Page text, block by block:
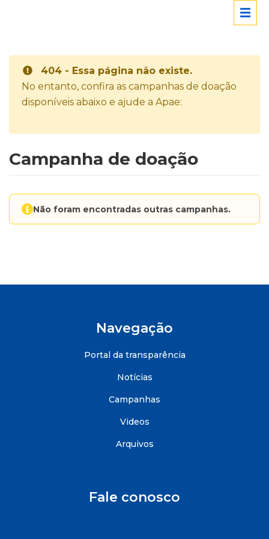
404 - Essa página não existe.
No entanto, confira as campanhas de doação
disponíveis abaixo e ajude a Apae:
Campanha de doação
Não foram encontradas outras campanhas.
Navegação
Portal da transparência
Notícias
Campanhas
Videos
Arquivos
Fale conosco